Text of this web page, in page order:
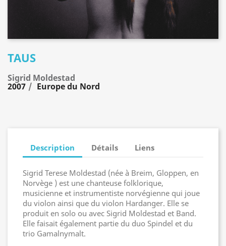
TAUS
Sigrid Moldestad
2007 Europe du Nord
Description Détails Liens
Sigrid Terese Moldestad (née à Breim, Gloppen, en
Norvège ) est une chanteuse folklorique,
musicienne et instrumentiste norvégienne qui joue
du violon ainsi que du violon Hardanger. Elle se
produit en solo ou avec Sigrid Moldestad et Band.
Elle faisait également partie du duo Spindel et du
trio Gamalnymalt.